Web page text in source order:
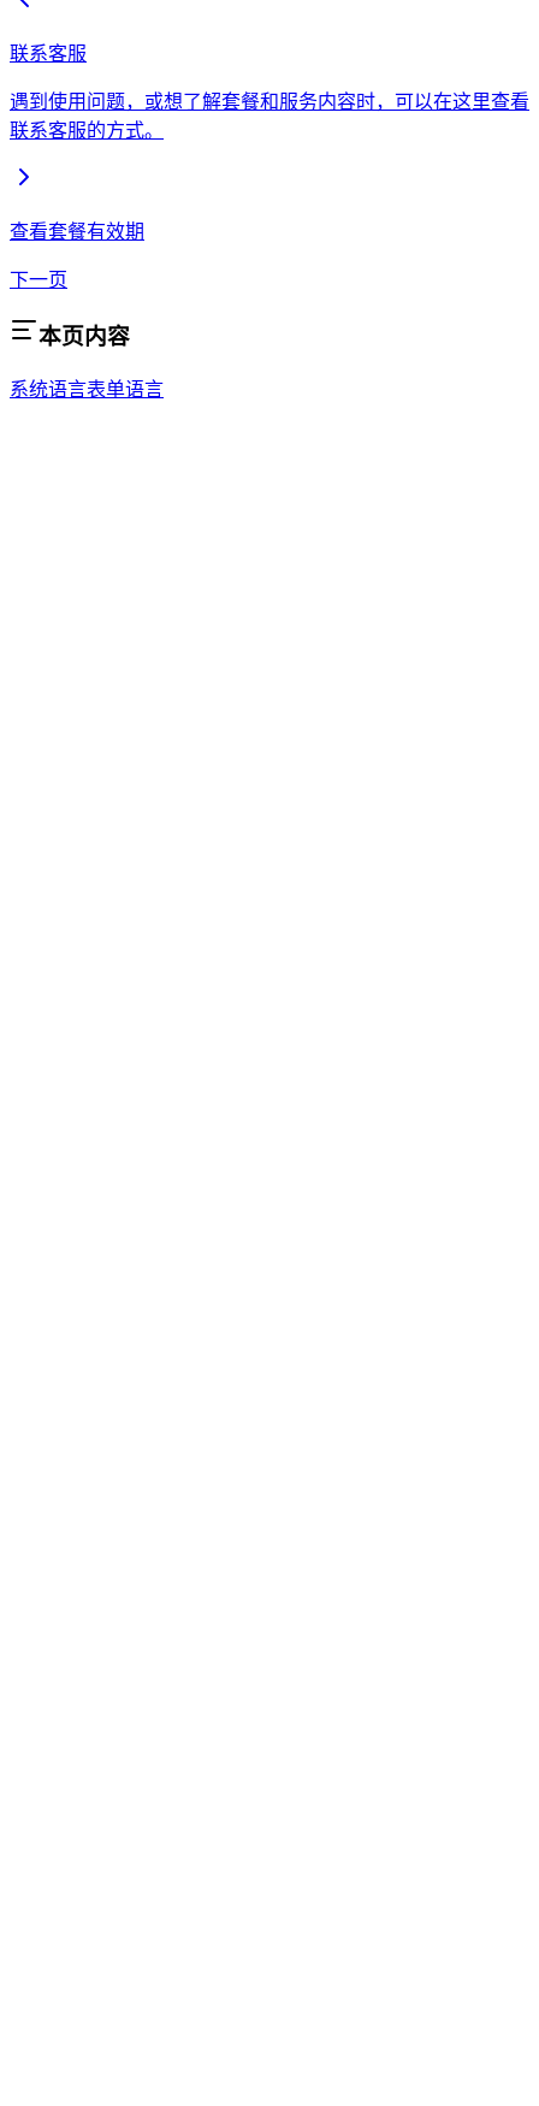
联系客服
遇到使用问题，或想了解套餐和服务内容时，可以在这里查看
联系客服的方式。
查看套餐有效期
下一页
本页内容
系统语言表单语言